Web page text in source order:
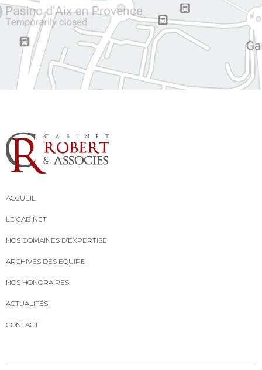
ACCUEIL
LE CABINET
NOS DOMAINES D’EXPERTISE
ARCHIVES DES EQUIPE
NOS HONORAIRES
ACTUALITÉS
CONTACT